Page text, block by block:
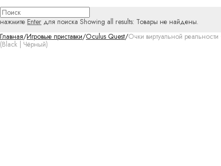
нажмите Enter для поиска Showing all results: Товары не найдены.
Главная/Игровые приставки/Oculus Quest/Очки виртуальной
(Black | Чёрный)